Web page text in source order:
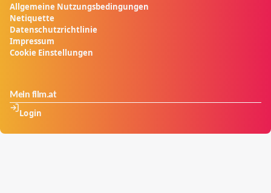
Allgemeine Nutzungsbedingungen
Netiquette
Datenschutzrichtlinie
Impressum
Cookie Einstellungen
Mein film.at
Login